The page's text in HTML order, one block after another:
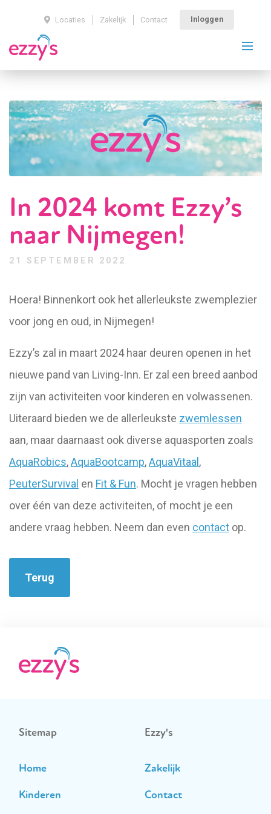
Locaties Zakelijk Contact Inloggen
In 2024 komt Ezzy’s
naar Nijmegen!
21 SEPTEMBER 2022
Hoera! Binnenkort ook het allerleukste zwemplezier
voor jong en oud, in Nijmegen!
Ezzy’s zal in maart 2024 haar deuren openen in het
nieuwe pand van Living-Inn. Er zal een breed aanbod
zijn van activiteiten voor kinderen en volwassenen.
Uiteraard bieden we de allerleukste zwemlessen
aan, maar daarnaast ook diverse aquasporten zoals
AquaRobics,AquaBootcamp,AquaVitaal ,
PeuterSurvival en Fit & Fun. Mocht je vragen hebben
over één van deze activiteiten, of mocht je een
andere vraag hebben. Neem dan even contact op.
Terug
Sitemap
Home
Kinderen
Ezzy's
Zakelijk
Contact